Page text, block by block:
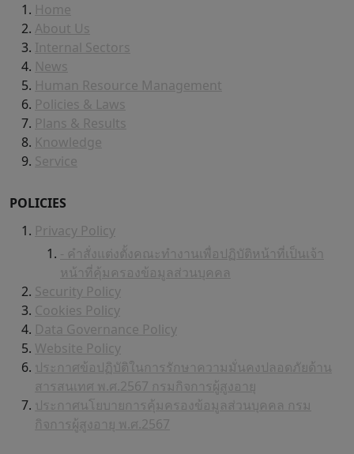
Home
About Us
Internal Sectors
News
Human Resource Management
Policies & Laws
Plans & Results
Knowledge
Service
POLICIES
Privacy Policy
- คำสั่งแต่งตั้งคณะทำงานเพื่อปฏิบัติหน้าที่เป็นเจ้า
หน้าที่คุ้มครองข้อมูลส่วนบุคคล
Security Policy
Cookies Policy
Data Governance Policy
Website Policy
ประกาศข้อปฏิบัติในการรักษาความมั่นคงปลอดภัยด้าน
สารสนเทศ พ.ศ.2567 กรมกิจการผู้สูงอายุ
ประกาศนโยบายการคุ้มครองข้อมูลส่วนบุคคล กรม
กิจการผู้สูงอายุ พ.ศ.2567